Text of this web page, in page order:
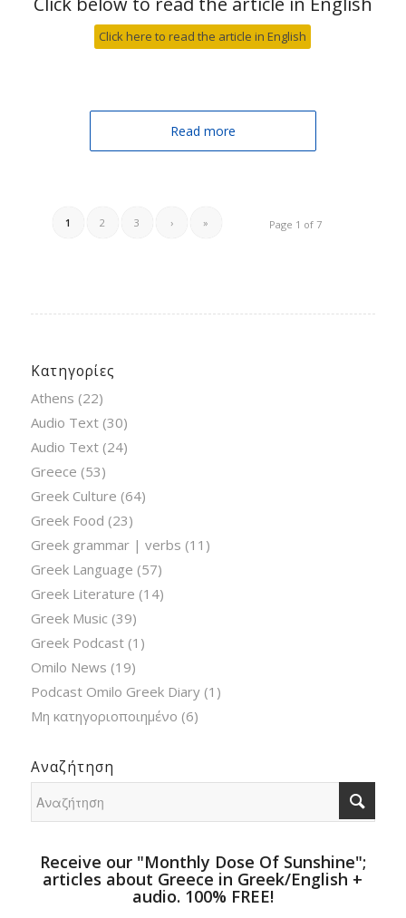
Click here to read the article in English
Read more
Page 1 of 7
1 2 3 › »
Κατηγορίες
Athens (22)
Audio Text(30)
Audio Text(24)
Greece (53)
Greek Culture (64)
Greek Food (23)
Greek grammar | verbs (11)
Greek Language (57)
Greek Literature (14)
Greek Music (39)
Greek Podcast(1)
Omilo News (19)
Podcast Omilo Greek Diary(1)
Μη κατηγοριοποιημένο (6)
Αναζήτηση
Receive our "Monthly Dose Of Sunshine";
articles about Greece in Greek/English +
audio. 100% FREE!